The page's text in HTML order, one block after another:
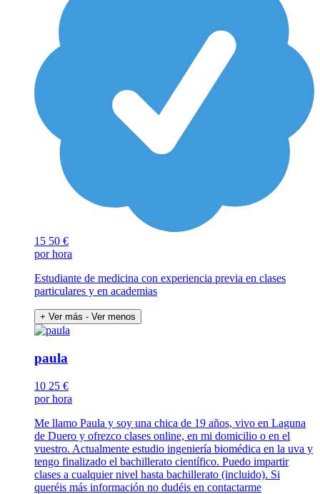
15 50 €
por hora
Estudiante de medicina con experiencia previa en clases
particulares y en academias
+ Ver más - Ver menos
paula
10 25 €
por hora
Me llamo Paula y soy una chica de 19 años, vivo en Laguna
de Duero y ofrezco clases online, en mi domicilio o en el
vuestro. Actualmente estudio ingeniería biomédica en la uva y
tengo finalizado el bachillerato científico. Puedo impartir
clases a cualquier nivel hasta bachillerato (incluido). Si
queréis más información no dudéis en contactarme